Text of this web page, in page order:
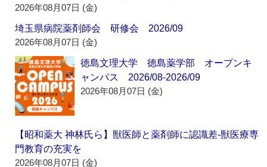
2026年08月07日 (金)
埼玉県病院薬剤師会 研修会 2026/09
2026年08月07日 (金)
徳島文理大学 徳島薬学部 オープンキ
ャンパス 2026/08-2026/09
2026年08月07日 (金)
【昭和薬大 神林氏ら】獣医師と薬剤師に認識差‐獣医療専
門教育の充実を
2026年08月07日 (金)